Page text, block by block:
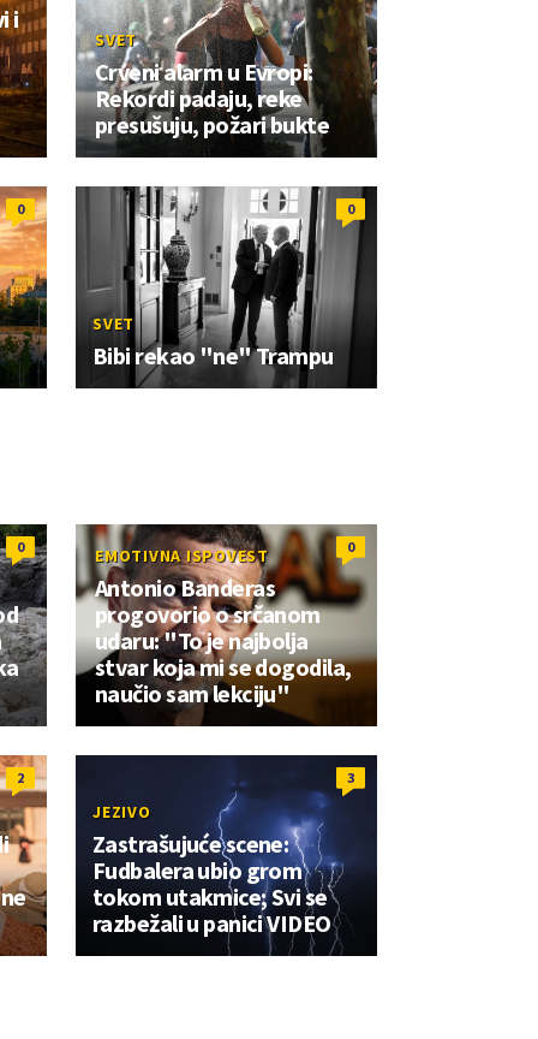
i
SVET
Crveni alarm u Evropi:
Rekordi padaju, reke
presušuju, požari bukte
0 0
SVET
Bibi rekao "ne" Trampu
0 0
EMOTIVNA ISPOVEST
Antonio Banderas
progovorio o srčanom
udaru: "To je najbolja
stvar koja mi se dogodila,
naučio sam lekciju"
2 3
JEZIVO
Zastrašujuće scene:
Fudbalera ubio grom
tokom utakmice; Svi se
razbežali u panici VIDEO